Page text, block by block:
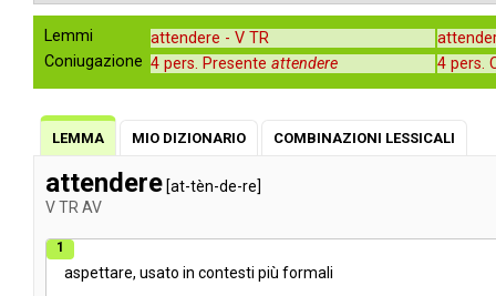
Lemmi attendere - V TR
Coniugazione 4 pers. Presente attendere 4 pers.
LEMMA MIO DIZIONARIO COMBINAZIONI LESSICALI
attendere [at-tèn-de-re]
VTR AV
1
aspettare, usato in contesti più formali